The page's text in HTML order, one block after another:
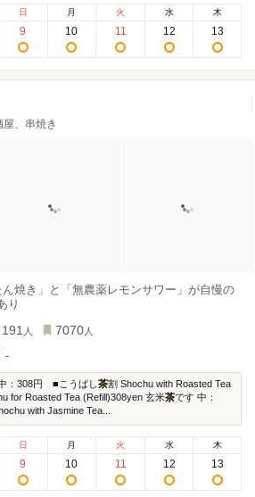
日
9
月
10
火
11
水
12
木
13
、串焼き
焼き」と「無農薬レモンサワー」が自慢の
り
191 人 7070 人
-
：308円 ■こうばし茶割 Shochu with Roasted Tea
for Roasted Tea (Refill)308yen 玄米茶です 中：
with Jasmine Tea...
日
9
月
10
火
11
水
12
木
13